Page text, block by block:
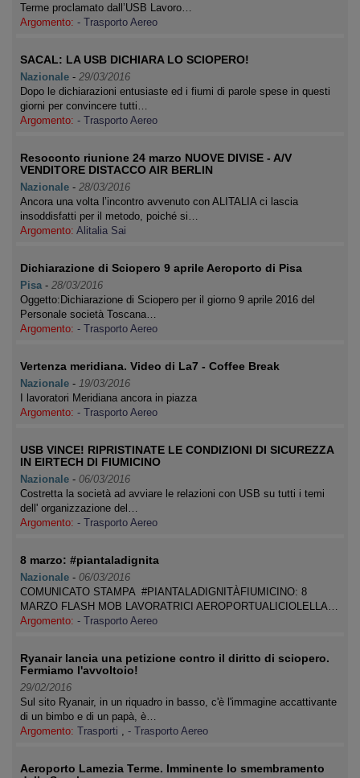
Terme proclamato dall’USB Lavoro…
Argomento: - Trasporto Aereo
SACAL: LA USB DICHIARA LO SCIOPERO!
Nazionale - 29/03/2016
Dopo le dichiarazioni entusiaste ed i fiumi di parole spese in questi
giorni per convincere tutti…
Argomento: - Trasporto Aereo
Resoconto riunione 24 marzo NUOVE DIVISE - A/V
VENDITORE DISTACCO AIR BERLIN
Nazionale - 28/03/2016
Ancora una volta l’incontro avvenuto con ALITALIA ci lascia
insoddisfatti per il metodo, poiché si…
Argomento: Alitalia Sai
Dichiarazione di Sciopero 9 aprile Aeroporto di Pisa
Pisa - 28/03/2016
Oggetto:Dichiarazione di Sciopero per il giorno 9 aprile 2016 del
Personale società Toscana…
Argomento: - Trasporto Aereo
Vertenza meridiana. Video di La7 - Coffee Break
Nazionale - 19/03/2016
I lavoratori Meridiana ancora in piazza
Argomento: - Trasporto Aereo
USB VINCE! RIPRISTINATE LE CONDIZIONI DI SICUREZZA
IN EIRTECH DI FIUMICINO
Nazionale - 06/03/2016
Costretta la società ad avviare le relazioni con USB su tutti i temi
dell' organizzazione del…
Argomento: - Trasporto Aereo
8 marzo: #piantaladignita
Nazionale - 06/03/2016
COMUNICATO STAMPA #PIANTALADIGNITÀFIUMICINO: 8
MARZO FLASH MOB LAVORATRICI AEROPORTUALICIOLELLA…
Argomento: - Trasporto Aereo
Ryanair lancia una petizione contro il diritto di sciopero.
Fermiamo l'avvoltoio!
29/02/2016
Sul sito Ryanair, in un riquadro in basso, c'è l'immagine accattivante
di un bimbo e di un papà, è…
Argomento: Trasporti , - Trasporto Aereo
Aeroporto Lamezia Terme. Imminente lo smembramento